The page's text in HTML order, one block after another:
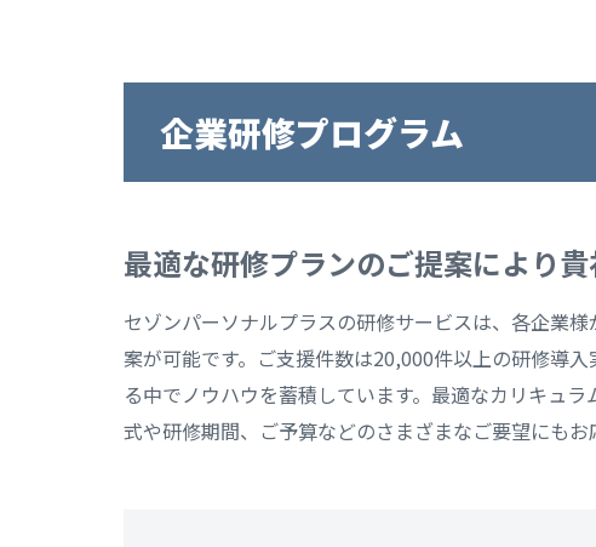
企業研修プログラム
最適な研修プランのご提案により
セゾンパーソナルプラスの研修サービスは、各企業
案が可能です。ご支援件数は20,000件以上の研修導
る中でノウハウを蓄積しています。最適なカリキュ
式や研修期間、ご予算などのさまざまなご要望にもお